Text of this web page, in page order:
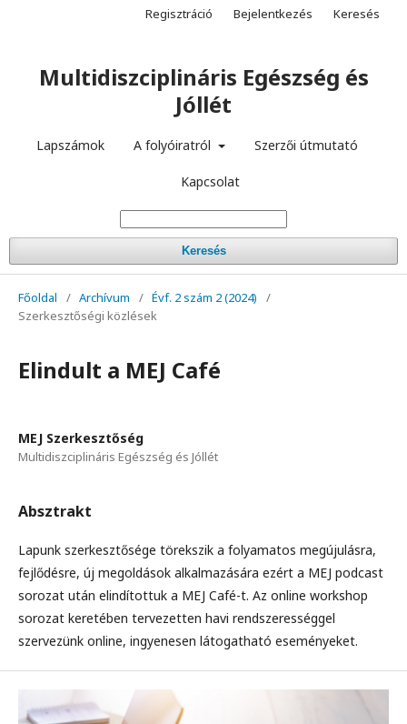
Multidiszciplináris Egészség és
Jóllét
Lapszámok A folyóiratról Szerzői útmutató
Kapcsolat
Keresés
Regisztráció Bejelentkezés Keresés
Főoldal / Archívum / Évf. 2 szám 2 (2024)
/
Szerkesztőségi közlések
Elindult a MEJ Café
MEJ Szerkesztőség
Multidiszciplináris Egészség és Jóllét
Absztrakt
Lapunk szerkesztősége törekszik a folyamatos megújulásra,
fejlődésre, új megoldások alkalmazására ezért a MEJ podcast
sorozat után elindítottuk a MEJ Café-t. Az online workshop
sorozat keretében tervezetten havi rendszerességgel
szervezünk online, ingyenesen látogatható eseményeket.